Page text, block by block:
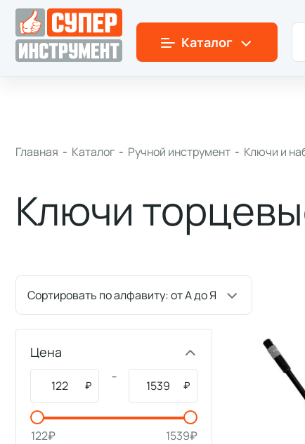
Симферополь
Каталог
Главная - Каталог - Ручной инструмент - Ключи и
Цена
₽
–
₽
122₽ 1539₽
Ключи
Сортировать по алфавиту: от А до Я